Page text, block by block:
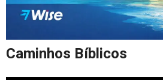
Caminhos Bíblicos